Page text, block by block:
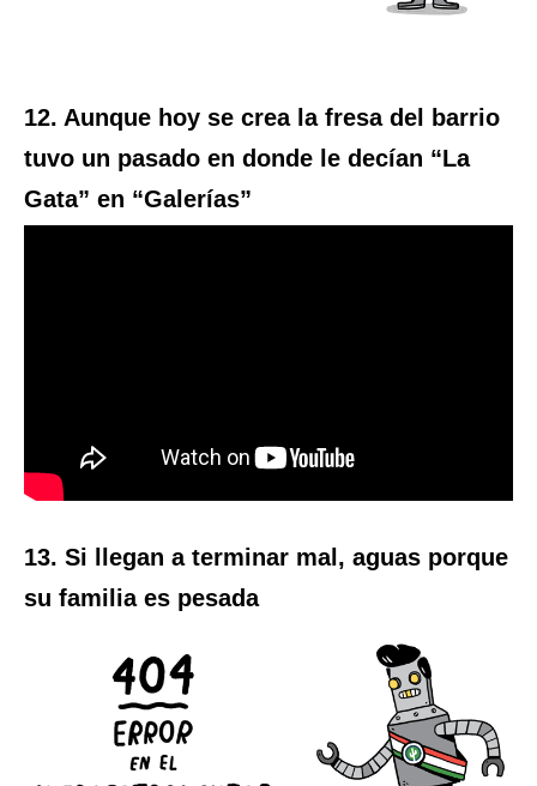
12. Aunque hoy se crea la fresa del barrio
tuvo un pasado en donde le decían “La
Gata” en “Galerías”
13. Si llegan a terminar mal, aguas porque
su familia es pesada